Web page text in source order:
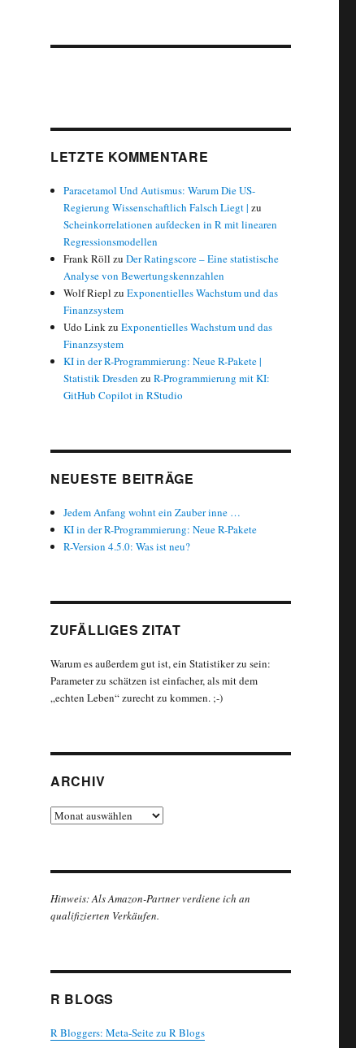
LETZTE KOMMENTARE
Paracetamol Und Autismus: Warum Die US-
Regierung Wissenschaftlich Falsch Liegt | zu
Scheinkorrelationen aufdecken in R mit linearen
Regressionsmodellen
Frank Röll zuDer Ratingscore – Eine statistische
Analyse von Bewertungskennzahlen
Wolf Riepl zuExponentielles Wachstum und das
Finanzsystem
Udo LinkzuExponentielles Wachstum und das
Finanzsystem
KI in der R-Programmierung: Neue R-Pakete |
Statistik Dresden zuR-Programmierung mit KI:
GitHub Copilot in RStudio
NEUESTE BEITRÄGE
Jedem Anfang wohnt ein Zauber inne …
KI in der R-Programmierung: Neue R-Pakete
R-Version 4.5.0: Was ist neu?
ZUFÄLLIGES ZITAT
Warum es außerdem gut ist, ein Statistiker zu sein:
Parameter zu schätzen ist einfacher, als mit dem
„echten Leben“ zurecht zu kommen. ;-)
ARCHIV
Archiv
Hinweis: Als Amazon-Partner verdiene ich an
qualifizierten Verkäufen.
R BLOGS
R Bloggers: Meta-Seite zu R Blogs